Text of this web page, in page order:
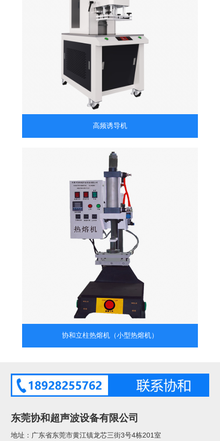
高频诱导机
协和立柱热熔机（小型热熔机）
东莞协和超声波设备有限公司
地址：广东省东莞市黄江镇龙芯三街3号4栋201室